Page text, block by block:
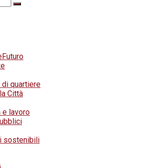
quartiere
Città
e lavoro
sostenibili